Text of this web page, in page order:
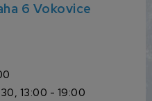
6 Vokovice
13:00 - 19:00